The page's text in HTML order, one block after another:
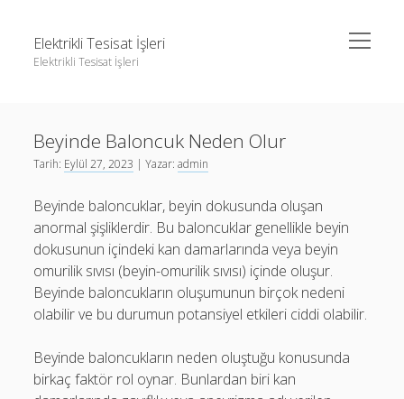
Elektrikli Tesisat İşleri
Elektrikli Tesisat İşleri
menüyü
aç
Linkedin Takipçi Çoğaltma Bedava
Liste
Sayfa Listesi
Tiktok Yorum Yükseltme Hilesi Bedava
Linkedin Takipçi Çoğaltma Bedava
Liste
Sayfa Listesi
Tiktok Yorum Yükseltme Hilesi Bedava
Beyinde Baloncuk Neden Olur
Tarih: Eylül 27, 2023 | Yazar:admin
Beyinde baloncuklar, beyin dokusunda oluşan
anormal şişliklerdir. Bu baloncuklar genellikle beyin
dokusunun içindeki kan damarlarında veya beyin
omurilik sıvısı (beyin-omurilik sıvısı) içinde oluşur.
Beyinde baloncukların oluşumunun birçok nedeni
olabilir ve bu durumun potansiyel etkileri ciddi olabilir.
Beyinde baloncukların neden oluştuğu konusunda
birkaç faktör rol oynar. Bunlardan biri kan